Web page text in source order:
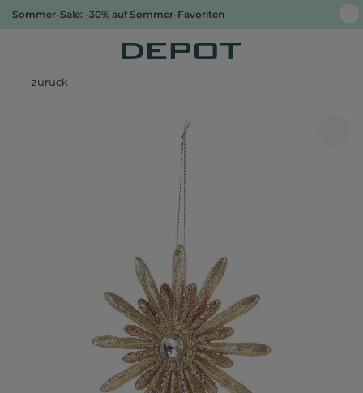
Sommer-Sale: -30% auf Sommer-Favoriten
zurück